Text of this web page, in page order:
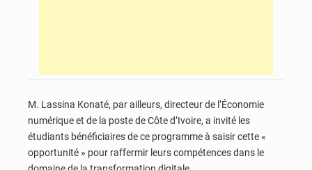
M. Lassina Konaté, par ailleurs, directeur de l’Économie
numérique et de la poste de Côte d’Ivoire, a invité les
étudiants bénéficiaires de ce programme à saisir cette «
opportunité » pour raffermir leurs compétences dans le